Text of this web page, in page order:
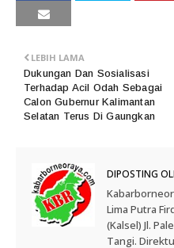
LEBIH LAMA
Dukungan Dan Sosialisasi
Terhadap Acil Odah Sebagai
Calon Gubernur Kalimantan
Selatan Terus Di Gaungkan
DIPOSTING
Lima Putra
(Kalsel) Jl.
Tangi.